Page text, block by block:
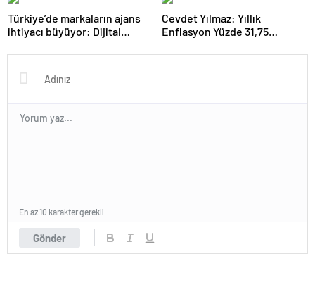
Türkiye’de markaların ajans
ihtiyacı büyüyor: Dijital
TL’yi aştı
Cevdet Yılmaz: Yıllık
Enflasyon Yüzde 31,75
Gönder
En az 10 karakter gerekli